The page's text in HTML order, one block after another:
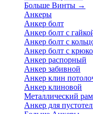
Больше Винты →
Анкеры
Анкер болт
Анкер болт с
Анкер болт с
Анкер болт с
Анкер распорный
Анкер забивной
Анкер клин
Анкер клиновой
Металлический
Анкер для